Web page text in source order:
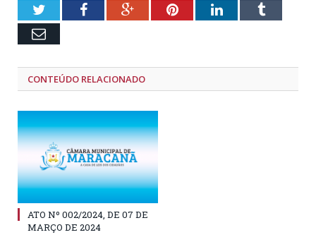
TwitterFacebookGoogle+PinterestLinkedInTumblr
Email
CONTEÚDO RELACIONADO
ATO Nº 002/2024, DE 07 DE
MARÇO DE 2024